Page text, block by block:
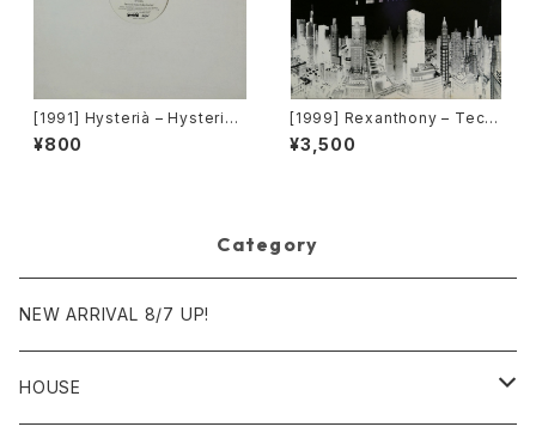
[1991] Hysterià – Hysteria
(There's No Reason To Be
Disturbed) [T.A.O.B. Danc
¥800
[1999] Rexanthony – Tech
nopolis [Franton]
¥3,500
Category
NEW ARRIVAL 8/7 UP!
HOUSE